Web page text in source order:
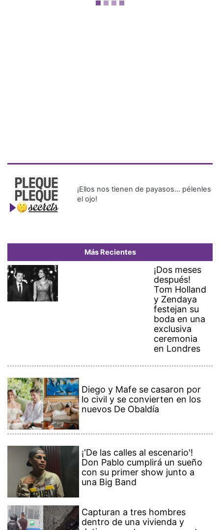
¡Ellos nos tienen de payasos… pélenles
el ojo!
Más Recientes
¡Dos meses
después!
Tom Holland
y Zendaya
festejan su
boda en una
exclusiva
ceremonia
en Londres
Diego y Mafe se casaron por
lo civil y se convierten en los
nuevos De Obaldía
¡'De las calles al escenario'!
Don Pablo cumplirá un sueño
con su primer show junto a
una Big Band
Capturan a tres hombres
dentro de una vivienda y